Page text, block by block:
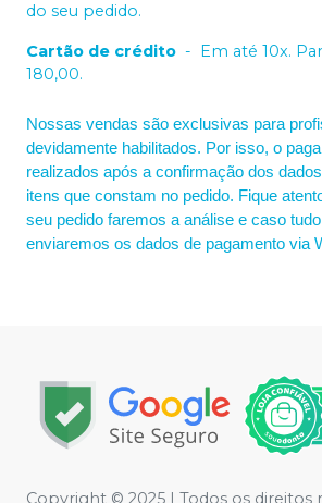
do seu pedido.
Cartão de crédito - Em até 10x.
180,00.
Nossas vendas são exclusivas para
devidamente habilitados. Por isso, o
realizados após a confirmação dos
itens que constam no pedido. Fique
seu pedido faremos a análise e caso
enviaremos os dados de pagamento via
Copyright © 2025 | Todos os direitos